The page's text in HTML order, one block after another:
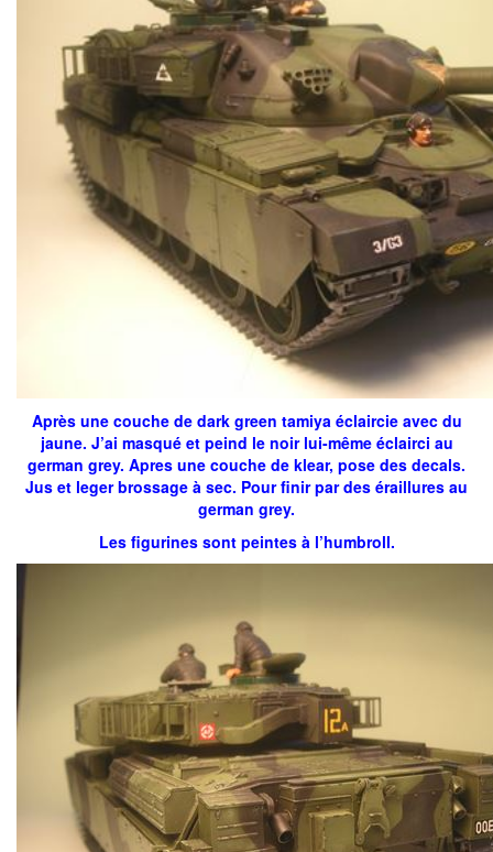
Après une couche de dark green tamiya éclaircie avec du
jaune. J’ai masqué et peind le noir lui-même éclairci au
german grey. Apres une couche de klear, pose des decals.
Jus et leger brossage à sec. Pour finir par des éraillures au
german grey.
Les figurines sont peintes à l’humbroll.